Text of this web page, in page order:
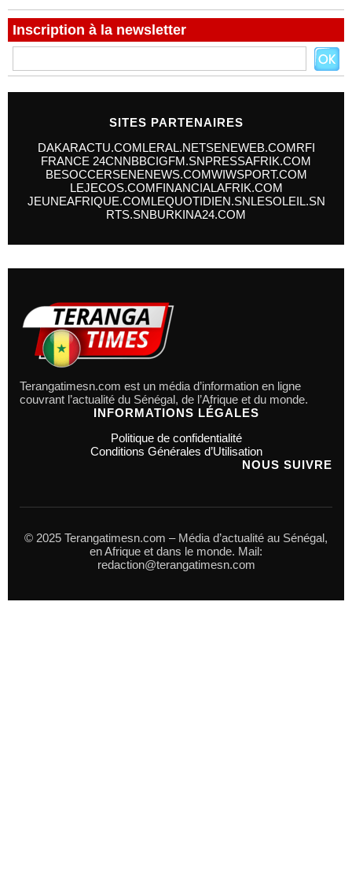
Inscription à la newsletter
SITES PARTENAIRES
DAKARACTU.COMLERAL.NETSENEWEB.COMRFI
FRANCE 24CNNBBCIGFM.SNPRESSAFRIK.COM
BESOCCERSENENEWS.COMWIWSPORT.COM
LEJECOS.COMFINANCIALAFRIK.COM
JEUNEAFRIQUE.COMLEQUOTIDIEN.SNLESOLEIL.SN
RTS.SNBURKINA24.COM
Terangatimesn.com est un média d’information en ligne
couvrant l’actualité du Sénégal, de l’Afrique et du monde.
INFORMATIONS LÉGALES
Politique de confidentialité
Conditions Générales d’Utilisation
NOUS SUIVRE
© 2025 Terangatimesn.com – Média d’actualité au Sénégal,
en Afrique et dans le monde. Mail:
redaction@terangatimesn.com